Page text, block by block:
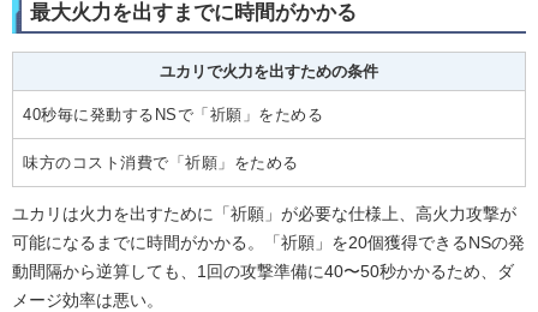
最大火力を出すまでに時間がかかる
ユカリで火力を出すための条件
40秒毎に発動するNSで「祈願」をためる
味方のコスト消費で「祈願」をためる
ユカリは火力を出すために「祈願」が必要な仕様上、高火力攻撃が
可能になるまでに時間がかかる。「祈願」を20個獲得できるNSの発
動間隔から逆算しても、1回の攻撃準備に40〜50秒かかるため、ダ
メージ効率は悪い。